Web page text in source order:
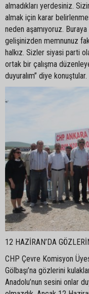
almadıkları yerdesiniz.
almak için karar
neden aşamıyoruz.
gelişinizden memnunuz
halkız. Sizler siyasi parti
ortak bir çalışma
duyuralım” diye konuştular.
12 HAZİRAN’DA
CHP Çevre Komisyon
Gölbaşı’na gözlerini
Anadolu’nun sesini onlar